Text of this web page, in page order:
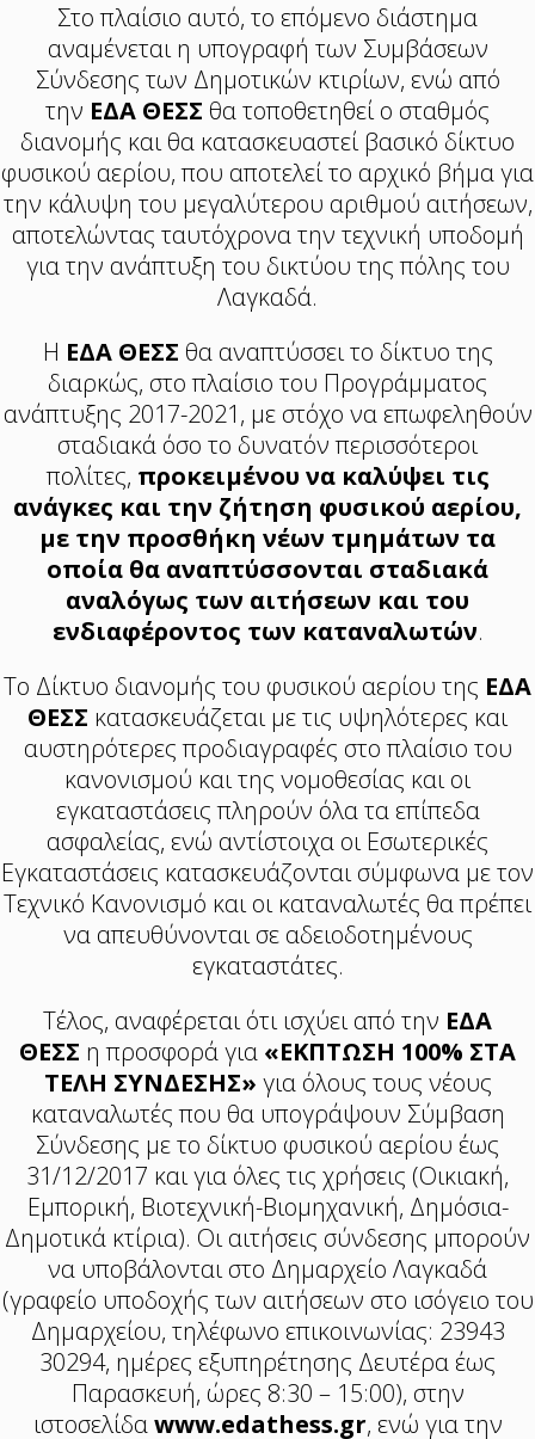
Στο πλαίσιο αυτό, το επόμενο διάστημα
αναμένεται η υπογραφή των Συμβάσεων
Σύνδεσης των Δημοτικών κτιρίων, ενώ από
την ΕΔΑ ΘΕΣΣ θα τοποθετηθεί ο σταθμός
διανομής και θα κατασκευαστεί βασικό δίκτυο
φυσικού αερίου, που αποτελεί το αρχικό βήμα για
την κάλυψη του μεγαλύτερου αριθμού αιτήσεων,
αποτελώντας ταυτόχρονα την τεχνική υποδομή
για την ανάπτυξη του δικτύου της πόλης του
Λαγκαδά.
Η ΕΔΑ ΘΕΣΣ θα αναπτύσσει το δίκτυο της
διαρκώς, στο πλαίσιο του Προγράμματος
ανάπτυξης 2017-2021, με στόχο να επωφεληθούν
σταδιακά όσο το δυνατόν περισσότεροι
πολίτες, προκειμένου να καλύψει τις
ανάγκες και την ζήτηση φυσικού αερίου,
με την προσθήκη νέων τμημάτων τα
οποία θα αναπτύσσονται σταδιακά
αναλόγως των αιτήσεων και του
ενδιαφέροντος των καταναλωτών.
Το Δίκτυο διανομής του φυσικού αερίου της ΕΔΑ
ΘΕΣΣ κατασκευάζεται με τις υψηλότερες και
αυστηρότερες προδιαγραφές στο πλαίσιο του
κανονισμού και της νομοθεσίας και οι
εγκαταστάσεις πληρούν όλα τα επίπεδα
ασφαλείας, ενώ αντίστοιχα οι Εσωτερικές
Εγκαταστάσεις κατασκευάζονται σύμφωνα με τον
Τεχνικό Κανονισμό και οι καταναλωτές θα πρέπει
να απευθύνονται σε αδειοδοτημένους
εγκαταστάτες.
Τέλος, αναφέρεται ότι ισχύει από την ΕΔΑ
ΘΕΣΣ η προσφορά για «ΕΚΠΤΩΣΗ 100% ΣΤΑ
ΤΕΛΗ ΣΥΝΔΕΣΗΣ» για όλους τους νέους
καταναλωτές που θα υπογράψουν Σύμβαση
Σύνδεσης με το δίκτυο φυσικού αερίου έως
31/12/2017 και για όλες τις χρήσεις (Οικιακή,
Εμπορική, Βιοτεχνική-Βιομηχανική, Δημόσια-
Δημοτικά κτίρια). Οι αιτήσεις σύνδεσης μπορούν
να υποβάλονται στο Δημαρχείο Λαγκαδά
(γραφείο υποδοχής των αιτήσεων στο ισόγειο του
Δημαρχείου, τηλέφωνο επικοινωνίας: 23943
30294, ημέρες εξυπηρέτησης Δευτέρα έως
Παρασκευή, ώρες 8:30 – 15:00), στην
ιστοσελίδαwww.edathess.gr, ενώ για την